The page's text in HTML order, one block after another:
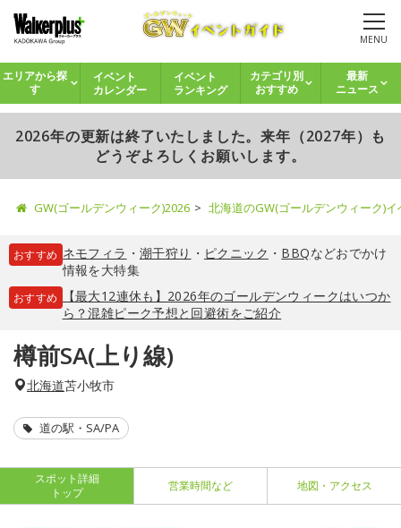
MENU
エリアから探
す
イベント
カレンダー
イベント
ランキング
カテゴリ別
おすすめ
最新
ニュース
2026年の更新は終了いたしました。来年（2027年）も
どうぞよろしくお願いします。
GW(ゴールデンウィーク)2026 北海道のGW(ゴールデンウィーク)
おすすめ ネモフィラ ・ 潮干狩り ・ ピクニック ・ BBQなどおでかけ
情報を大特集
おすすめ
【最大12連休も】2026年のゴールデンウィークはいつか
ら？混雑ピーク予想と回避術をご紹介
樽前SA(上り線)
北海道苫小牧市
道の駅・SA/PA
スポット詳細
トップ
営業時間など 地図・アクセス